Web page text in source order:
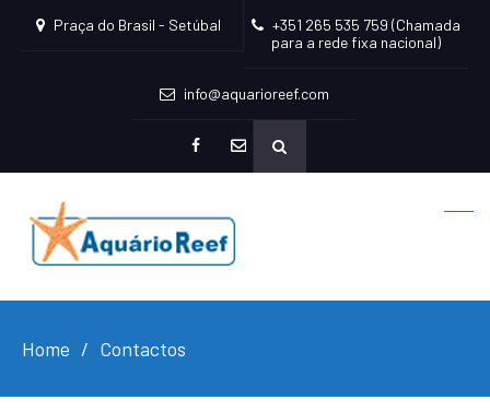
Praça do Brasil - Setúbal
+351 265 535 759 (Chamada
para a rede fixa nacional)
info@aquarioreef.com
mailto
Home Contactos